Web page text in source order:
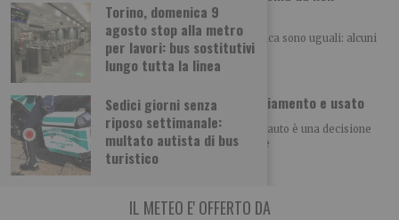
Torino, domenica 9
agosto stop alla metro
per lavori: bus sostitutivi
lungo tutta la linea
Sedici giorni senza
riposo settimanale:
multato autista di bus
turistico
trascurare (e a chi rivolgersi)
Informazione promozionale Non tutti i dolori all’anca sono uguali: alcuni
si risolvono con la fisioterapia, altri
Comprare Hyundai a Torino: gamma, finanziamento e usato
Informazione promozionale Acquistare una nuova auto è una decisione
importante, spesso guidata dal desiderio di trovare
IL METEO E' OFFERTO DA